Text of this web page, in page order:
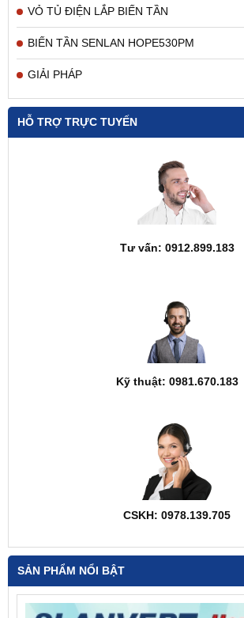
VỎ TỦ ĐIỆN LẮP BIẾN TẦN
BIẾN TẦN SENLAN HOPE530PM
GIẢI PHÁP
HỖ TRỢ TRỰC TUYẾN
Tư vấn: 0912.899.183
Kỹ thuật: 0981.670.183
CSKH: 0978.139.705
SẢN PHẨM NỔI BẬT